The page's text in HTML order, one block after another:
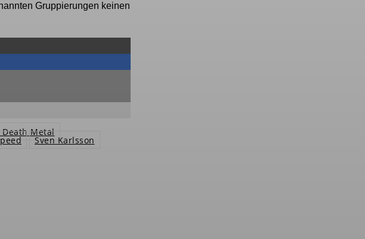
Gruppierungen keinen
Metal
Sven Karlsson